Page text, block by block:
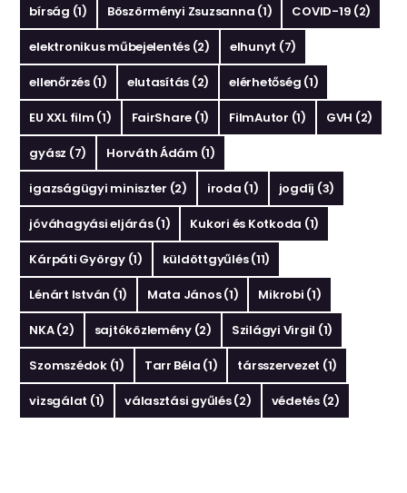
bírság (1) Böszörményi Zsuzsanna (1) COVID-19 (2)
elektronikus műbejelentés(2) elhunyt (7)
ellenőrzés(1) elutasítás (2) elérhetőség (1)
EU XXL film (1) FairShare (1) FilmAutor (1) GVH (2)
gyász (7) Horváth Ádám (1)
igazságügyi miniszter (2) iroda (1) jogdíj (3)
jóváhagyási eljárás(1) Kukori és Kotkoda (1)
Kárpáti György(1) küldöttgyűlés(11)
Lénárt István (1) Mata János(1) Mikrobi (1)
NKA(2) sajtóközlemény(2) Szilágyi Virgil (1)
Szomszédok(1) Tarr Béla (1) társszervezet (1)
vizsgálat (1) választási gyűlés(2) védetés(2)